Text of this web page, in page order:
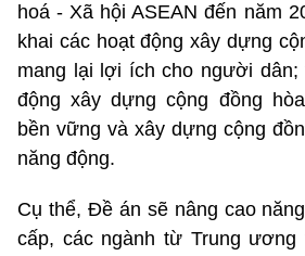
hoá - Xã hội ASEAN đến năm
khai các hoạt động xây dựng
mang lại lợi ích cho người dân;
động xây dựng cộng đồng
bền vững và xây dựng cộng
năng động.
Cụ thể, Đề án sẽ nâng cao
cấp, các ngành từ Trung